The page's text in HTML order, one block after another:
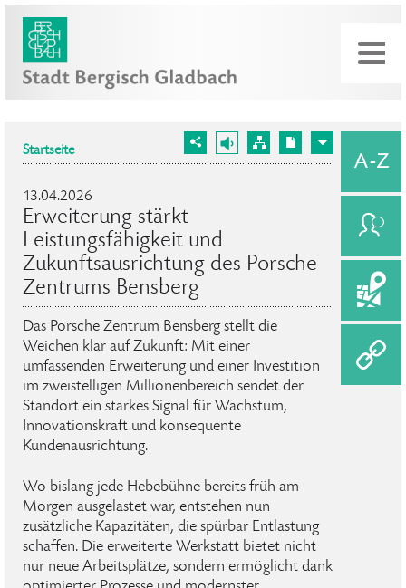
Startseite
13.04.2026
Erweiterung stärkt
Leistungsfähigkeit und
Zukunftsausrichtung des Porsche
Zentrums Bensberg
Das Porsche Zentrum Bensberg stellt die
Weichen klar auf Zukunft: Mit einer
umfassenden Erweiterung und einer Investition
im zweistelligen Millionenbereich sendet der
Standort ein starkes Signal für Wachstum,
Innovationskraft und konsequente
Kundenausrichtung.
Wo bislang jede Hebebühne bereits früh am
Morgen ausgelastet war, entstehen nun
zusätzliche Kapazitäten, die spürbar Entlastung
schaffen. Die erweiterte Werkstatt bietet nicht
nur neue Arbeitsplätze, sondern ermöglicht dank